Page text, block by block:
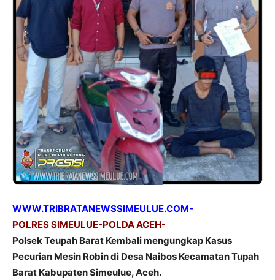
WWW.TRIBRATANEWSSIMEULUE.COM-
POLRES SIMEULUE-POLDA ACEH-
Polsek Teupah Barat Kembali mengungkap Kasus
Pecurian Mesin Robin di Desa Naibos Kecamatan Tupah
Barat Kabupaten Simeulue, Aceh.